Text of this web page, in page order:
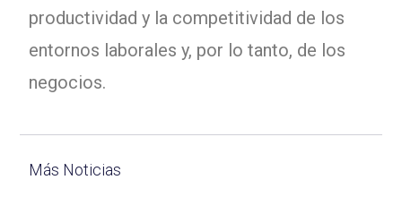
productividad y la competitividad de los
entornos laborales y, por lo tanto, de los
negocios.
Más Noticias